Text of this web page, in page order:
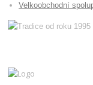
Velkoobchodní